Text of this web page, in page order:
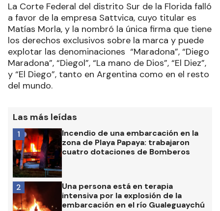
La Corte Federal del distrito Sur de la Florida falló
a favor de la empresa Sattvica, cuyo titular es
Matías Morla, y la nombró la única firma que tiene
los derechos exclusivos sobre la marca y puede
explotar las denominaciones “Maradona”, “Diego
Maradona”, “Diegol”, “La mano de Dios”, “El Diez”,
y “El Diego”, tanto en Argentina como en el resto
del mundo.
Las más leídas
Incendio de una embarcación en la
zona de Playa Papaya: trabajaron
cuatro dotaciones de Bomberos
1
Una persona está en terapia
intensiva por la explosión de la
embarcación en el río Gualeguaychú
2